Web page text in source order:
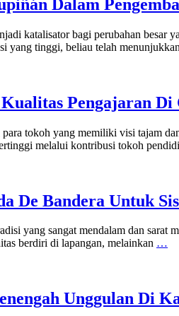
Dalam
katalisator bagi perubahan
yang tinggi, beliau telah
Pengajaran Di
tokoh yang memiliki visi tajam
melalui kontribusi tokoh
De Bandera Untuk
yang sangat mendalam dan
berdiri di lapangan, melainkan …
Unggulan Di